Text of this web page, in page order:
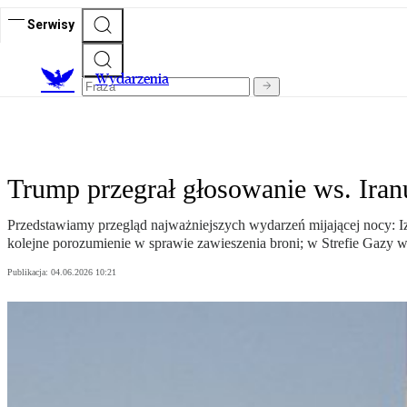
Serwisy
Wydarzenia
Trump przegrał głosowanie ws.
Przedstawiamy przegląd najważniejszych wydarzeń mijającej nocy:
kolejne porozumienie w sprawie zawieszenia broni; w Strefie Gazy
Publikacja: 04.06.2026 10:21